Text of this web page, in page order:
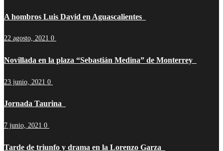
A hombros Luis David en Aguascalientes
22 agosto, 2021 0
Novillada en la plaza “Sebastián Medina” de Monterrey
23 junio, 2021 0
Jornada Taurina
7 junio, 2021 0
Tarde de triunfo y drama en la Lorenzo Garza